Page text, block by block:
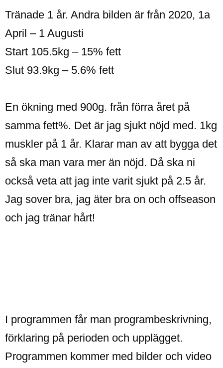
Tränade 1 år. Andra bilden är från 2020, 1a
April – 1 Augusti
Start 105.5kg – 15% fett
Slut 93.9kg – 5.6% fett
En ökning med 900g. från förra året på
samma fett%. Det är jag sjukt nöjd med. 1kg
muskler på 1 år. Klarar man av att bygga det
så ska man vara mer än nöjd. Då ska ni
också veta att jag inte varit sjukt på 2.5 år.
Jag sover bra, jag äter bra on och offseason
och jag tränar hårt!
I programmen får man programbeskrivning,
förklaring på perioden och upplägget.
Programmen kommer med bilder och video